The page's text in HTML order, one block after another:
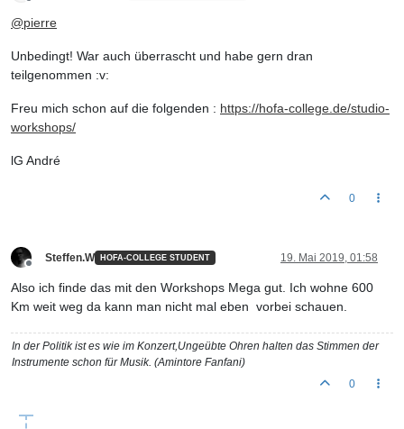
@pierre
Unbedingt! War auch überrascht und habe gern dran
teilgenommen :v:
Freu mich schon auf die folgenden : https://hofa-college.de/studio-
workshops/
lG André
0
Steffen.W HOFA-COLLEGE STUDENT 19. Mai 2019, 01:58
Also ich finde das mit den Workshops Mega gut. Ich wohne 600
Km weit weg da kann man nicht mal eben vorbei schauen.
In der Politik ist es wie im Konzert,Ungeübte Ohren halten das Stimmen der
Instrumente schon für Musik. (Amintore Fanfani)
0